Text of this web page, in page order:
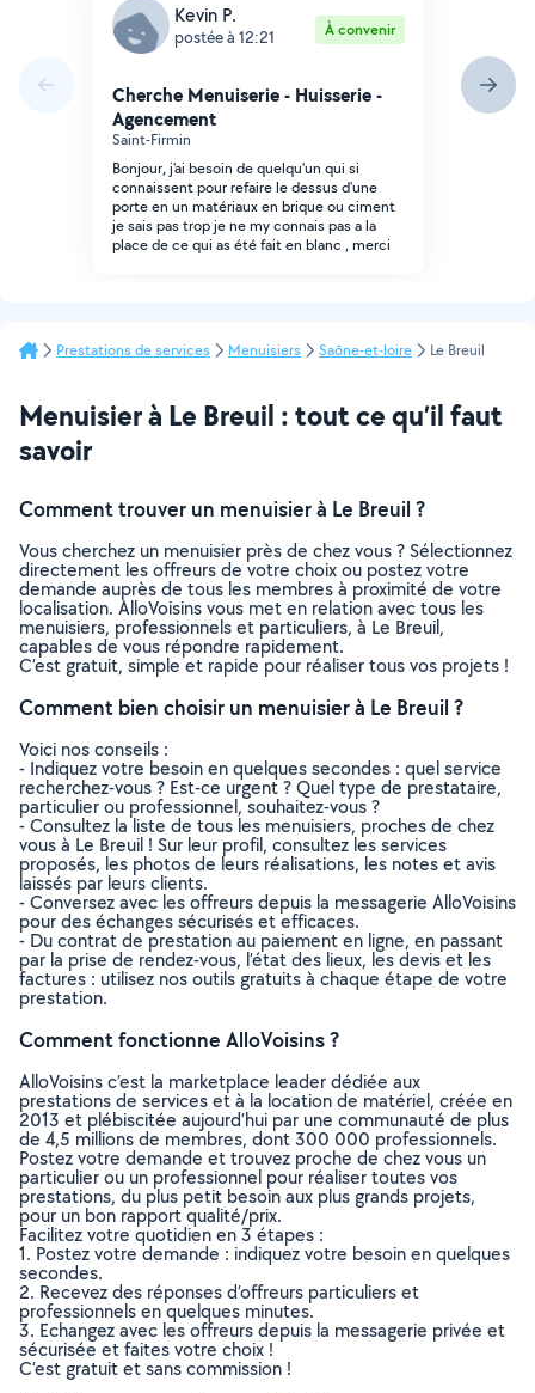
Kevin P.
postée à 12:21 À convenir
Cherche Menuiserie - Huisserie -
Agencement
Saint-Firmin
Bonjour, j'ai besoin de quelqu'un qui si
connaissent pour refaire le dessus d'une
porte en un matériaux en brique ou ciment
je sais pas trop je ne my connais pas a la
place de ce qui as été fait en blanc , merci
Prestations de services Menuisiers Saône-et-loire Le Breuil
Menuisier à Le Breuil : tout ce qu’il faut
savoir
Comment trouver un menuisier à Le Breuil ?
Vous cherchez un menuisier près de chez vous ? Sélectionnez
directement les offreurs de votre choix ou postez votre
demande auprès de tous les membres à proximité de votre
localisation. AlloVoisins vous met en relation avec tous les
menuisiers, professionnels et particuliers, à Le Breuil,
capables de vous répondre rapidement.
C’est gratuit, simple et rapide pour réaliser tous vos projets !
Comment bien choisir un menuisier à Le Breuil ?
Voici nos conseils :
- Indiquez votre besoin en quelques secondes : quel service
recherchez-vous ? Est-ce urgent ? Quel type de prestataire,
particulier ou professionnel, souhaitez-vous ?
- Consultez la liste de tous les menuisiers, proches de chez
vous à Le Breuil ! Sur leur profil, consultez les services
proposés, les photos de leurs réalisations, les notes et avis
laissés par leurs clients.
- Conversez avec les offreurs depuis la messagerie AlloVoisins
pour des échanges sécurisés et efficaces.
- Du contrat de prestation au paiement en ligne, en passant
par la prise de rendez-vous, l’état des lieux, les devis et les
factures : utilisez nos outils gratuits à chaque étape de votre
prestation.
Comment fonctionne AlloVoisins ?
AlloVoisins c’est la marketplace leader dédiée aux
prestations de services et à la location de matériel, créée en
2013 et plébiscitée aujourd’hui par une communauté de plus
de 4,5 millions de membres, dont 300 000 professionnels.
Postez votre demande et trouvez proche de chez vous un
particulier ou un professionnel pour réaliser toutes vos
prestations, du plus petit besoin aux plus grands projets,
pour un bon rapport qualité/prix.
Facilitez votre quotidien en 3 étapes :
1. Postez votre demande : indiquez votre besoin en quelques
secondes.
2. Recevez des réponses d’offreurs particuliers et
professionnels en quelques minutes.
3. Echangez avec les offreurs depuis la messagerie privée et
sécurisée et faites votre choix !
C’est gratuit et sans commission !